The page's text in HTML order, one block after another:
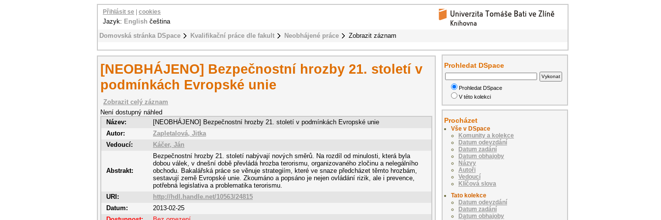
Domovská stránka DSpace Kvalifikační práce dle fakult Neobhájené práce Zobrazit záznam
Přihlásit se cookies
Jazyk: English čeština
[NEOBHÁJENO] Bezpečnostní hrozby 21. století v
podmínkách Evropské unie
Zobrazit celý záznam
Není dostupný náhled
Název:
[NEOBHÁJENO] Bezpečnostní hrozby 21. století v podmínkách Evropské unie
Autor:
Zapletalová, Jitka
Vedoucí:
Káčer, Ján
Abstrakt:
Bezpečnostní hrozby 21. století nabývají nových směrů. Na rozdíl od minulosti, která byla
dobou válek, v dnešní době převládá hrozba terorismu, organizovaného zločinu a nelegálního
obchodu. Bakalářská práce se věnuje strategiím, které ve snaze předcházet těmto hrozbám,
sestavují země Evropské unie. Zkoumáno a popsáno je nejen ovládání rizik, ale i prevence,
potřebná legislativa a problematika terorismu.
URI:
http://hdl.handle.net/10563/24815
Datum:
2013-02-25
Prohledat DSpace
Prohledat DSpace
V této kolekci
Procházet
Vše v DSpace
Komunity a kolekce
Datum odevzdání
Datum zadání
Datum obhajoby
Názvy
Autoři
Vedoucí
Klíčová slova
Tato kolekce
Datum odevzdání
Datum zadání
Datum obhajoby